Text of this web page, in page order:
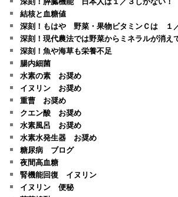
結核と血糖値
深刻！もはや 野菜・果物ビタミンＣは １
深刻！現代農法では野菜からミネラルが消え
深刻！魚や海草も栄養不足
腸内細菌
水素の素 お奨め
イヌリン お奨め
重曹 お奨め
クエン酸 お奨め
水素風呂 お奨め
水素水発生器 お奨め
糖尿病 ブログ
夜間高血糖
腎機能回復 イヌリン
イヌリン 便秘